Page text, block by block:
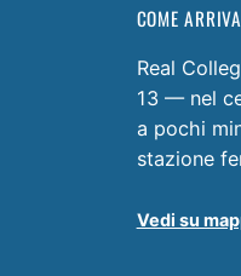
COME
Real
13 — nel
a pochi
stazione
Vedi su